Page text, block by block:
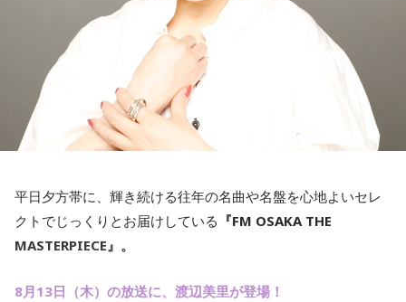
平日夕方帯に、輝き続ける往年の名曲や名盤を心地よいセレ
クトでじっくりとお届けしている 『FM OSAKA THE
MASTERPIECE』。
8月13日（木）の放送に、渡辺美里が登場！